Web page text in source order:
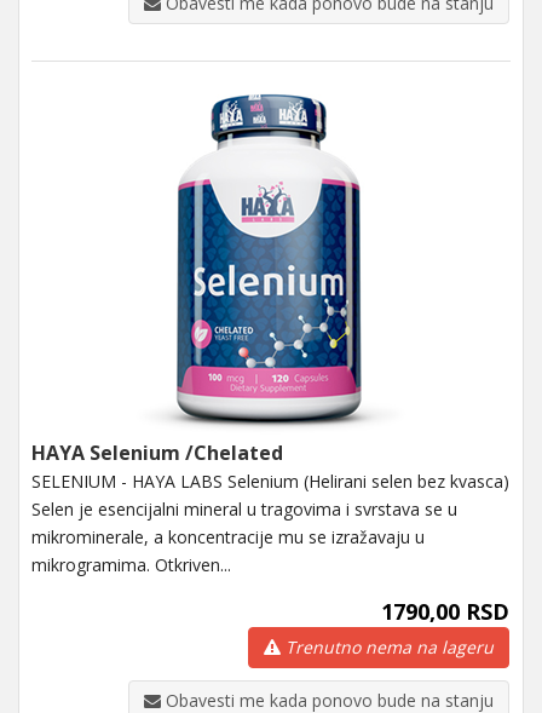
HAYA Selenium /Chelated
SELENIUM - HAYA LABS Selenium (Helirani selen bez kvasca)
Selen je esencijalni mineral u tragovima i svrstava se u
mikrominerale, a koncentracije mu se izražavaju u
mikrogramima. Otkriven...
1790,00 RSD
Trenutno nema na lageru
Obavesti me kada ponovo bude na stanju